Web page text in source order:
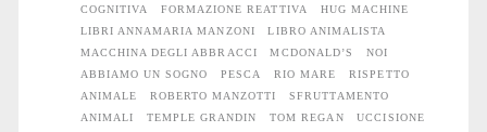
Animali
COGNITIVA
FORMAZIONE REATTIVA
HUG MACHINE
LIBRI ANNAMARIA MANZONI
LIBRO ANIMALISTA
MACCHINA DEGLI ABBRACCI
MCDONALD’S
NOI
ABBIAMO UN SOGNO
PESCA RIO MARE
RISPETTO
ANIMALE
ROBERTO MANZOTTI
SFRUTTAMENTO
ANIMALI
TEMPLE GRANDIN TOM REGAN
UCCISIONE